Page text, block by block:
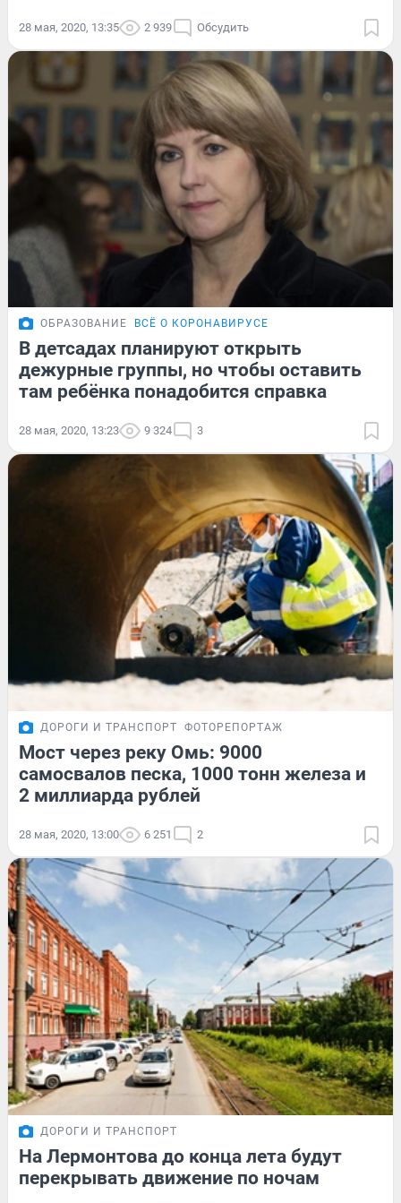
28 мая, 2020, 13:35 2 939 Обсудить
ОБРАЗОВАНИЕ ВСЁ О КОРОНАВИРУСЕ
В детсадах планируют открыть
дежурные группы, но чтобы оставить
там ребёнка понадобится справка
28 мая, 2020, 13:23 9 324 3
ДОРОГИ И ТРАНСПОРТ ФОТОРЕПОРТАЖ
Мост через реку Омь: 9000
самосвалов песка, 1000 тонн железа и
2 миллиарда рублей
28 мая, 2020, 13:00 6 251 2
ДОРОГИ И ТРАНСПОРТ
На Лермонтова до конца лета будут
перекрывать движение по ночам